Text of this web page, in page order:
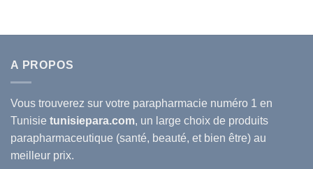
A PROPOS
Vous trouverez sur votre parapharmacie numéro 1 en
Tunisie tunisiepara.com, un large choix de produits
parapharmaceutique (santé, beauté, et bien être) au
meilleur prix.